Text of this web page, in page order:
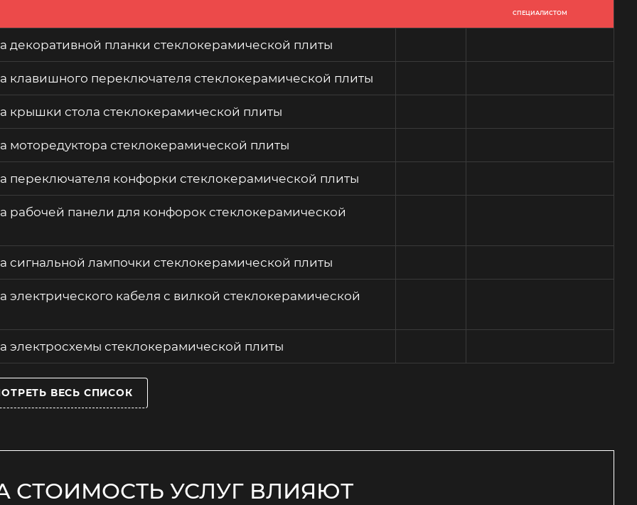
СПЕЦИАЛИСТОМ
декоративной планки стеклокерамической плиты
клавишного переключателя стеклокерамической плиты
крышки стола стеклокерамической плиты
моторедуктора стеклокерамической плиты
переключателя конфорки стеклокерамической плиты
рабочей панели для конфорок стеклокерамической
сигнальной лампочки стеклокерамической плиты
электрического кабеля с вилкой стеклокерамической
электросхемы стеклокерамической плиты
ВЕСЬ СПИСОК
СТОИМОСТЬ УСЛУГ ВЛИЯЮТ